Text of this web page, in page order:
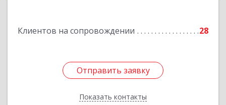
Клиентов на сопровождении 28
Отправить заявку
Показать контакты
Отправить заявку
Назад